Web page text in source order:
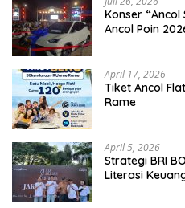
Konser “Ancol
Ancol Poin
April 17, 2026
Tiket Ancol
Rame
April 5, 2026
​Strategi BRI
Literasi